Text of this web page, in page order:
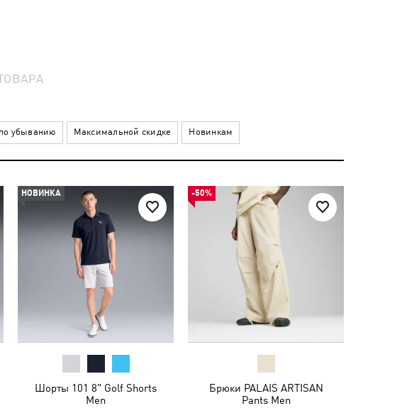
убыванию Максимальной скидке Новинкам
НОВИНКА
Шорты 101 8" Golf Shorts
Men
-50%
Брюки PALAIS ARTISAN
Pants Men